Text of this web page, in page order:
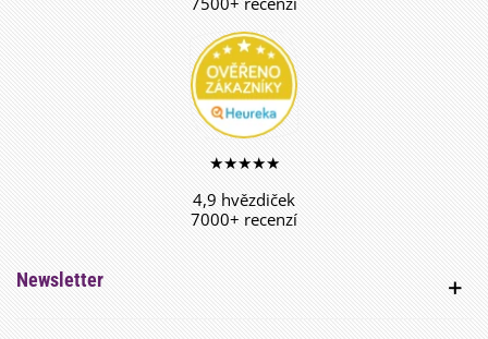
★★★★★
4,9 hvězdiček
7000+ recenzí
Newsletter